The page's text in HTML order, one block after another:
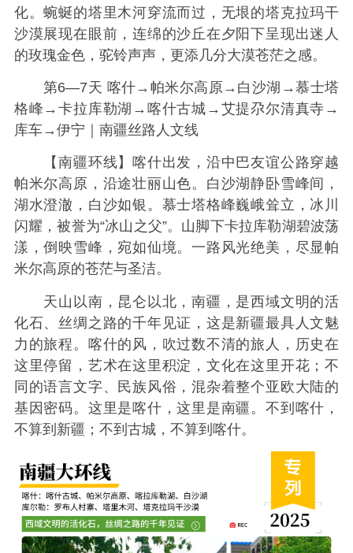
化。蜿蜒的塔里木河穿流而过，无垠的塔克拉玛干
沙漠展现在眼前，连绵的沙丘在夕阳下呈现出迷人
的玫瑰金色，驼铃声声，更添几分大漠苍茫之感。
第6—7天 喀什→帕米尔高原→白沙湖→慕士塔
格峰→卡拉库勒湖→喀什古城→艾提尕尔清真寺→
库车→伊宁｜南疆丝路人文线
【南疆环线】喀什出发，沿中巴友谊公路穿越
帕米尔高原，沿途壮丽山色。白沙湖静卧雪峰间，
湖水澄澈，白沙如银。慕士塔格峰巍峨耸立，冰川
闪耀，被誉为“冰山之父”。山脚下卡拉库勒湖碧波荡
漾，倒映雪峰，宛如仙境。一路风光绝美，尽显帕
米尔高原的苍茫与圣洁。
天山以南，昆仑以北，南疆，是西域文明的活
化石、丝绸之路的千年见证，这是新疆最具人文魅
力的旅程。喀什的风，吹过数不清的旅人，历史在
这里停留，艺术在这里积淀，文化在这里开花；不
同的语言文字、民族风俗，混杂着整个亚欧大陆的
基因密码。这里是喀什，这里是南疆。不到喀什，
不算到新疆；不到古城，不算到喀什。